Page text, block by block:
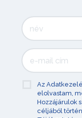
Az
elolvastam,
Hozzájárulok
céljából